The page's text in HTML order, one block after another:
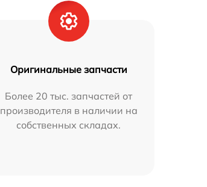
Оригинальные запчасти
Более 20 тыс. запчастей от
производителя в наличии на
собственных складах.